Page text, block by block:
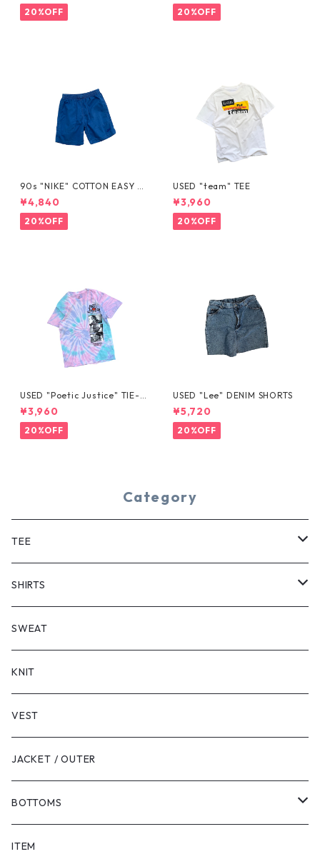
20%OFF 20%OFF
90s "NIKE" COTTON EASY S
HORTS
¥4,840
20%OFF
USED "team" TEE
¥3,960
20%OFF
USED "Poetic Justice" TIE-D
YE TEE
¥3,960
20%OFF
USED "Lee" DENIM SHORTS
¥5,720
20%OFF
Category
TEE
SHORT SLEEVE
LONG SLEEVE
SHIRTS
SHORT SLEEVE
LONG SLEEVE
SWEAT
KNIT
VEST
JACKET / OUTER
BOTTOMS
SHORTS
ITEM